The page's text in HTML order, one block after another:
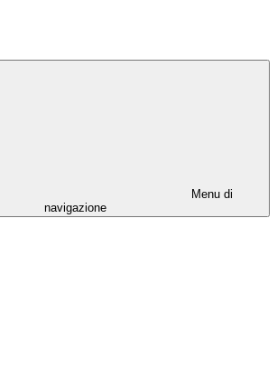
Menu di
navigazione